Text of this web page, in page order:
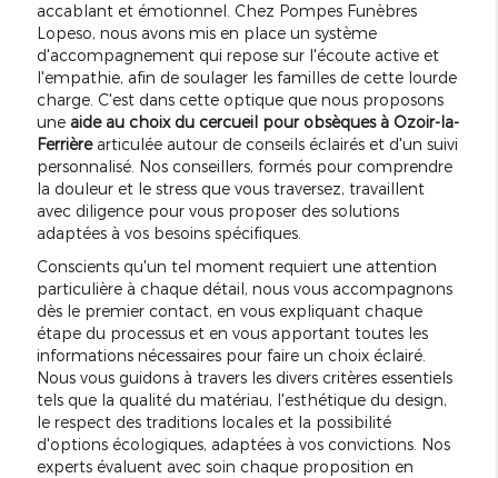
accablant et émotionnel. Chez Pompes Funèbres
Lopeso, nous avons mis en place un système
d'accompagnement qui repose sur l'écoute active et
l'empathie, afin de soulager les familles de cette lourde
charge. C'est dans cette optique que nous proposons
une aide au choix du cercueil pour obsèques à Ozoir-la-
Ferrièrearticulée autour de conseils éclairés et d'un suivi
personnalisé. Nos conseillers, formés pour comprendre
la douleur et le stress que vous traversez, travaillent
avec diligence pour vous proposer des solutions
adaptées à vos besoins spécifiques.
Conscients qu'un tel moment requiert une attention
particulière à chaque détail, nous vous accompagnons
dès le premier contact, en vous expliquant chaque
étape du processus et en vous apportant toutes les
informations nécessaires pour faire un choix éclairé.
Nous vous guidons à travers les divers critères essentiels
tels que la qualité du matériau, l'esthétique du design,
le respect des traditions locales et la possibilité
d'options écologiques, adaptées à vos convictions. Nos
experts évaluent avec soin chaque proposition en